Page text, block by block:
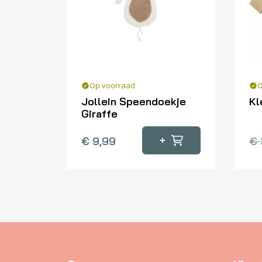
Op voorraad
Jollein Speendoekje
Giraffe
€ 9,99 + €